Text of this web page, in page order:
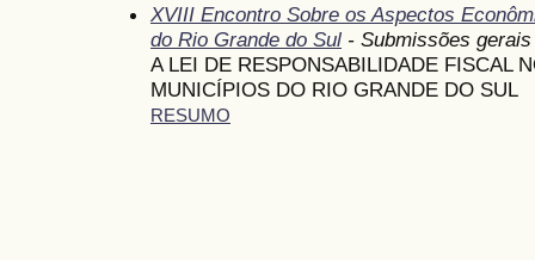
XVIII Encontro Sobre os Aspectos
do Rio Grande do Sul - Submissões gerais
A LEI DE RESPONSABILIDADE FISCAL
MUNICÍPIOS DO RIO GRANDE DO SUL
RESUMO